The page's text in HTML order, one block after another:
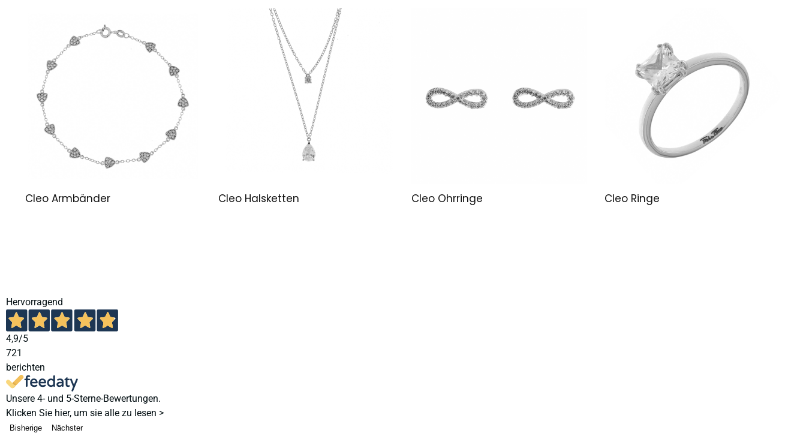
Cleo Armbänder Cleo Halsketten Cleo Ohrringe Cleo Ringe
Hervorragend
4,9/5
721
berichten
Unsere 4- und 5-Sterne-Bewertungen.
Klicken Sie hier, um sie alle zu lesen >
Bisherige Nächster